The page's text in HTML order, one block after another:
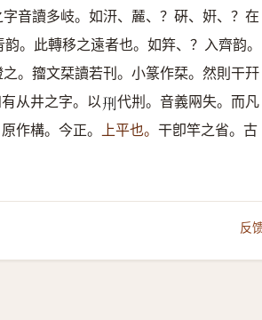
音讀多岐。如汧、麉、？硏、姸、？在
。此轉移之遠者也。如筓、？入齊韵。
。籀文栞讀若刊。小篆作栞。然則干幵
从井之字。以𠛬代㓝。音義㒳失。而凡
原作構。今正。 上平也。 干卽竿之省。古
反